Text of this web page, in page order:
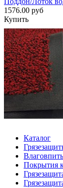
1576.00 руб
Купить
Каталог
Покрытия